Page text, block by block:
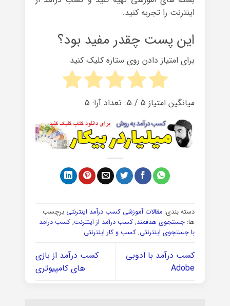
اینترنت را تجربه کنید.
این پست چقدر مفید بود؟
برای امتیاز دادن روی ستاره کلیک کنید
میانگین امتیاز 5/ ۵. تعداد آرا: 5
دسته بندی: مقالات آموزشی کسب درآمد اینترنتی برچسب
ها: جستجوی هدفمند, کسب درآمد از اینترنت, کسب درآمد
با جستجوی اینترنتی, کسب و کار اینترنتی
کسب درآمد با ادوبی
Adobe
کسب درآمد از بازی
های کامپیوتری